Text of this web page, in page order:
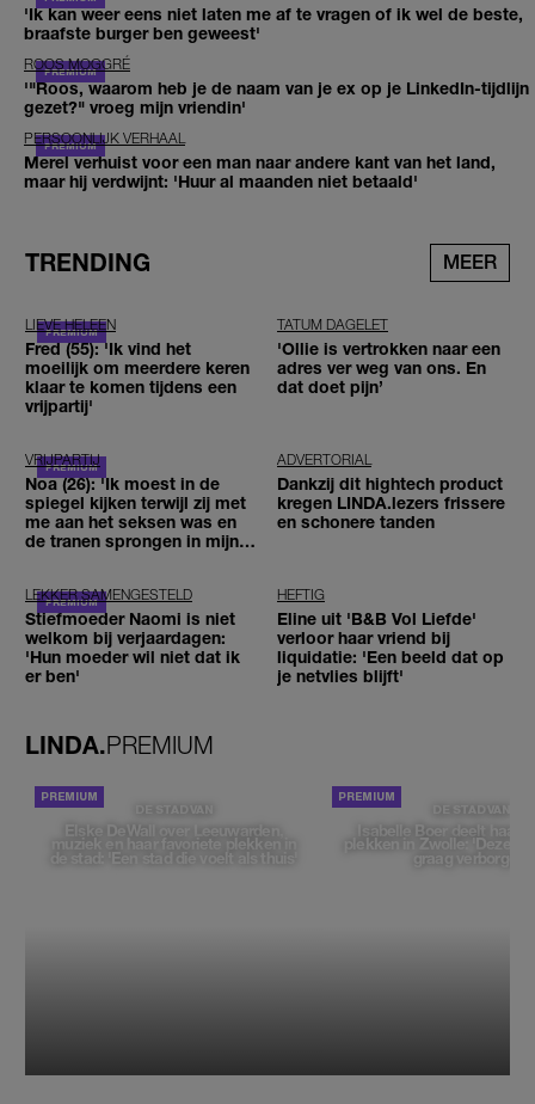
'Ik kan weer eens niet laten me af te vragen of ik wel de beste,
braafste burger ben geweest'
ROOS MOGGRÉ
'"Roos, waarom heb je de naam van je ex op je LinkedIn-tijdlijn
gezet?" vroeg mijn vriendin'
PERSOONLIJK VERHAAL
Merel verhuist voor een man naar andere kant van het land,
maar hij verdwijnt: 'Huur al maanden niet betaald'
TRENDING MEER
LIEVE HELEEN
Fred (55): 'Ik vind het
moeilijk om meerdere keren
klaar te komen tijdens een
vrijpartij'
TATUM DAGELET
'Ollie is vertrokken naar een
adres ver weg van ons. En
dat doet pijn’
VRIJPARTIJ
Noa (26): 'Ik moest in de
spiegel kijken terwijl zij met
me aan het seksen was en
de tranen sprongen in mijn
ADVERTORIAL
Dankzij dit hightech product
kregen LINDA.lezers frissere
en schonere tanden
LEKKER SAMENGESTELD
Stiefmoeder Naomi is niet
welkom bij verjaardagen:
'Hun moeder wil niet dat ik
er ben'
HEFTIG
Eline uit 'B&B Vol Liefde'
verloor haar vriend bij
liquidatie: 'Een beeld dat op
je netvlies blijft'
LINDA.PREMIUM
DE STAD VAN
Elske DeWall over Leeuwarden,
muziek en haar favoriete plekken in
de stad: 'Een stad die voelt als thuis'
DE STAD VAN
Isabelle Boer deelt haar
plekken in Zwolle: 'Deze
graag verborgen'